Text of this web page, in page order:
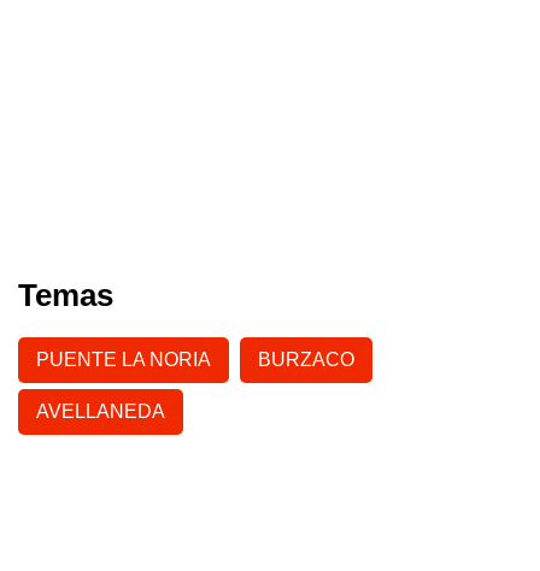
Temas
PUENTE LA NORIA BURZACO
AVELLANEDA